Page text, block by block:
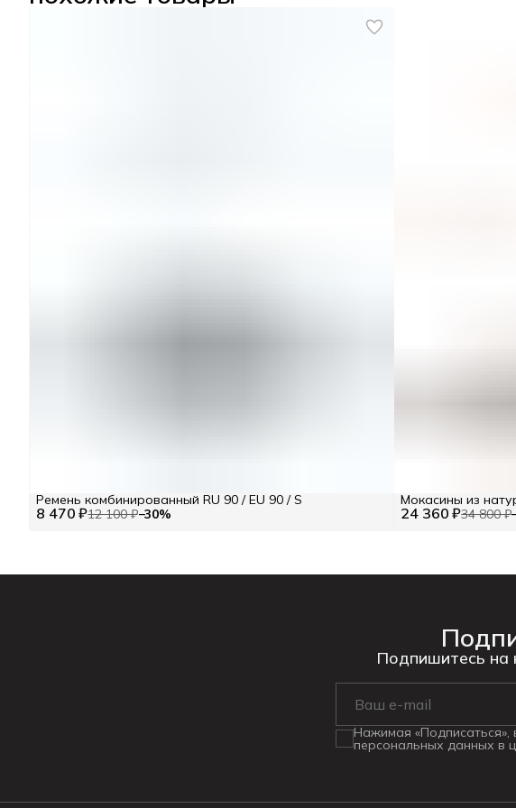
8 470 ₽12 100 ₽−30%
Ремень комбинированный RU 90 / EU 90 / S
24 360 ₽34 800 ₽
Мокасины из
Подпишитесь на
Нажимая «Подписаться»,
персональных данных в